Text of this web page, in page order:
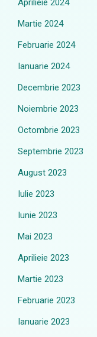
Aprilieie 2024
Martie 2024
Februarie 2024
Ianuarie 2024
Decembrie 2023
Noiembrie 2023
Octombrie 2023
Septembrie 2023
August 2023
Iulie 2023
Iunie 2023
Mai 2023
Aprilieie 2023
Martie 2023
Februarie 2023
Ianuarie 2023